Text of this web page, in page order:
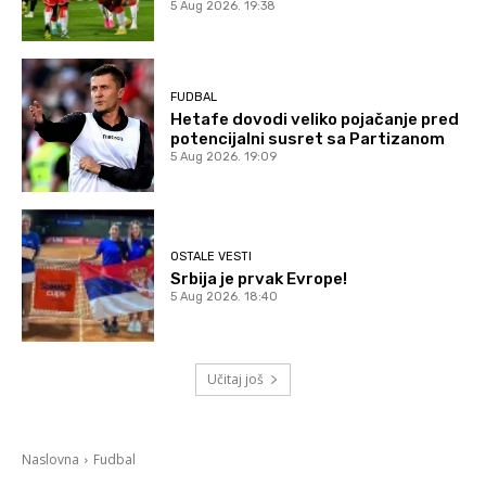
5 Aug 2026. 19:38
FUDBAL
Hetafe dovodi veliko pojačanje pred
potencijalni susret sa Partizanom
5 Aug 2026. 19:09
OSTALE VESTI
Srbija je prvak Evrope!
5 Aug 2026. 18:40
Učitaj još